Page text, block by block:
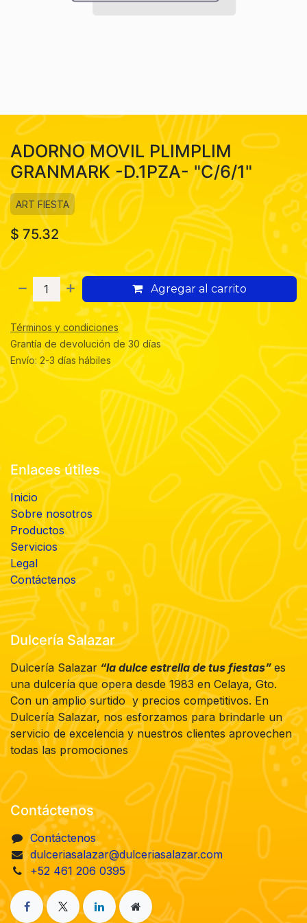
ADORNO MOVIL PLIMPLIM
GRANMARK -D.1PZA- "C/6/1"
ART FIESTA
$75.32
Agregar al carrito
Términos y condiciones
Grantía de devolución de 30 días
Envío: 2-3 días hábiles
Enlaces útiles
Inicio
Sobre nosotros
Productos
Servicios
Legal
Contáctenos
Dulcería Salazar
Dulcería Salazar “la dulce estrella de tus fiestas”es
una dulcería que opera desde 1983 en Celaya, Gto.
Con un amplio surtido y precios competitivos. En
Dulcería Salazar, nos esforzamos para brindarle un
servicio de excelencia y nuestros clientes aprovechen
todas las promociones
Contáctenos
Contáctenos
dulceriasalazar@dulceriasalazar.com
+52 461 206 0395